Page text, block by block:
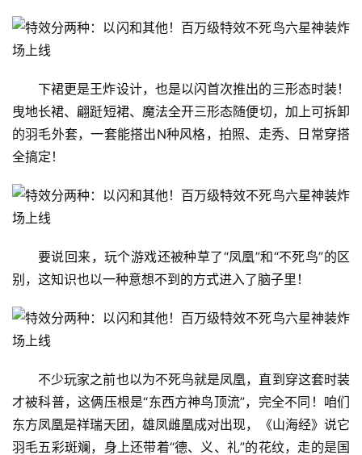
下裙更是王炸设计，也是以闪首次推出的三形态时装！
曳地长裙、翩跹短裙、魔法全开三形态随便切，加上可拆卸
的羽毛外套，一套能搭出N种风格，拍照、走秀、日常穿搭
全搞定！
要说回来，玩个游戏还被种草了“凤凰”和“不死鸟”的区
别，这知识也以一种意想不到的方式进入了脑子里！
不少玩家之前也以为不死鸟就是凤凰，直到穿这套时装
才被科普，这俩压根是“东西方神鸟顶流”，完全不同！咱们
东方凤凰是祥瑞天团，雄凤雌凰成对出现，《山海经》说它
羽毛五彩斑斓，身上还带着“德、义、礼”的花纹，走的是国